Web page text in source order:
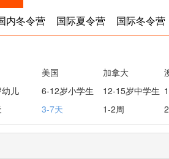
内冬令营 国际夏令营 国际冬令营
美国 加拿大
儿 6-12岁小学生 12-15岁中学生
3-7天 1-2周